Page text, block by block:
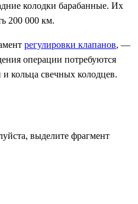
колодки барабанные. Их
200 000 км.
регулировки клапанов, —
операции потребуются
кольца свечных колодцев.
выделите фрагмент